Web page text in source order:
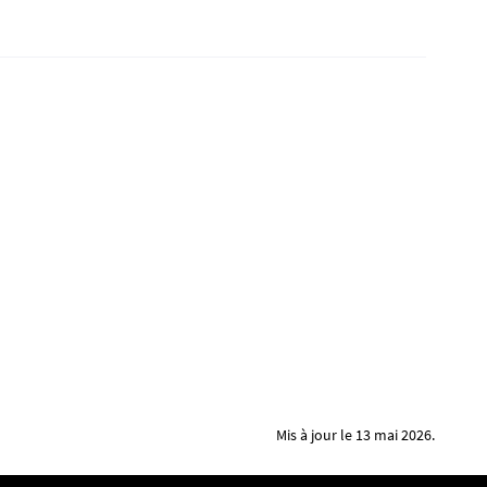
Mis à jour le 13 mai 2026.